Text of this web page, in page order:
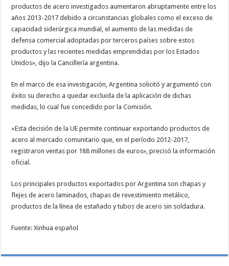
productos de acero investigados aumentaron abruptamente entre los
años 2013-2017 debido a circunstancias globales como el exceso de
capacidad siderúrgica mundial, el aumento de las medidas de
defensa comercial adoptadas por terceros países sobre estos
productos y las recientes medidas emprendidas por los Estados
Unidos», dijo la Cancillería argentina.
En el marco de esa investigación, Argentina solicitó y argumentó con
éxito su derecho a quedar excluida de la aplicación de dichas
medidas, lo cual fue concedido por la Comisión.
«Esta decisión de la UE permite continuar exportando productos de
acero al mercado comunitario que, en el período 2012-2017,
registraron ventas por 188 millones de euros», precisó la información
oficial.
Los principales productos exportados por Argentina son chapas y
flejes de acero laminados, chapas de revestimiento metálico,
productos de la línea de estañado y tubos de acero sin soldadura.
Fuente: Xinhua español